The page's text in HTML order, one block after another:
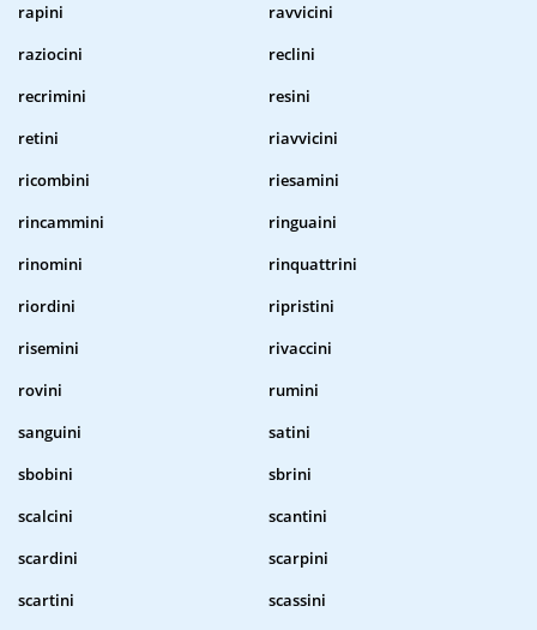
rapini
ravvicini
raziocini
reclini
recrimini
resini
retini
riavvicini
ricombini
riesamini
rincammini
ringuaini
rinomini
rinquattrini
riordini
ripristini
risemini
rivaccini
rovini
rumini
sanguini
satini
sbobini
sbrini
scalcini
scantini
scardini
scarpini
scartini
scassini